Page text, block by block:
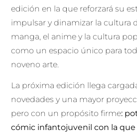
edición en la que reforzará su
impulsar y dinamizar la cultura
manga, el anime y la cultura
como un espacio único para
noveno arte.
La próxima edición llega
novedades y una mayor
pero con un propósito firme:
cómic infantojuvenil con la que